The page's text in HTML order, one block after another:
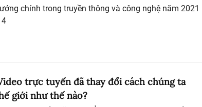
chính trong truyền thông và công nghệ năm 2021
4
trực tuyến đã thay đổi cách chúng ta
giới như thế nào?